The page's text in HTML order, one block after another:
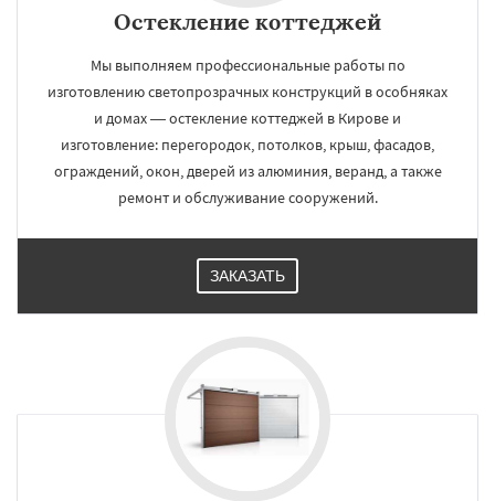
Остекление коттеджей
Мы выполняем профессиональные работы по
изготовлению светопрозрачных конструкций в особняках
и домах — остекление коттеджей в Кирове и
изготовление: перегородок, потолков, крыш, фасадов,
ограждений, окон, дверей из алюминия, веранд, а также
ремонт и обслуживание сооружений.
ЗАКАЗАТЬ